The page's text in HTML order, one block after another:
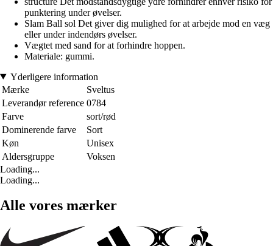
punktering under øvelser.
Slam Ball sol Det giver dig mulighed for at arbejde mod en væg
eller under indendørs øvelser.
Vægtet med sand for at forhindre hoppen.
Materiale: gummi.
Yderligere information
Mærke
Sveltus
Leverandør reference 0784
Farve
sort/rød
Dominerende farve
Sort
Køn
Unisex
Aldersgruppe
Voksen
Loading...
Loading...
Alle vores mærker